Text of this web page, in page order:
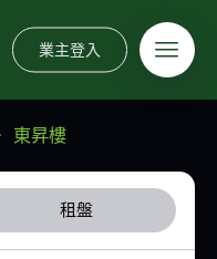
業主登入
東昇樓
租盤